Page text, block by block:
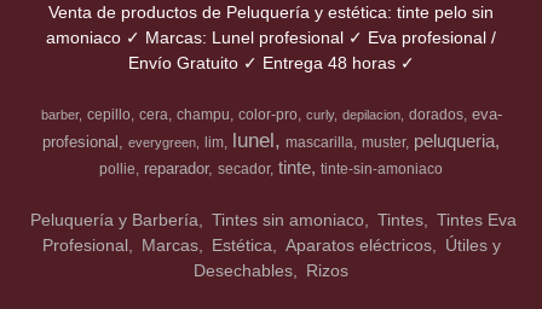
Venta de productos de Peluquería y estética: tinte pelo sin
amoniaco ✓ Marcas: Lunel profesional ✓ Eva profesional /
Envío Gratuito ✓ Entrega 48 horas ✓
barber cepillo cera champu color-pro curly depilacion dorados eva-
profesional
everygreen lim lunel mascarilla muster peluqueria
pollie reparador secador tinte tinte-sin-amoniaco
Peluquería y Barbería Tintes sin amoniaco Tintes
Tintes Eva
Profesional
Marcas Estética Aparatos eléctricos
Útiles y
Desechables
Rizos